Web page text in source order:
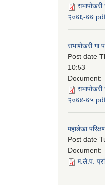
सभापोखरी
२०७६-७७.pdf
सभापोखरी गा
Post date
10:53
Document:
सभापोखरी
२०७४-७५.pdf
महालेखा
Post date
Document:
म.ले.प.